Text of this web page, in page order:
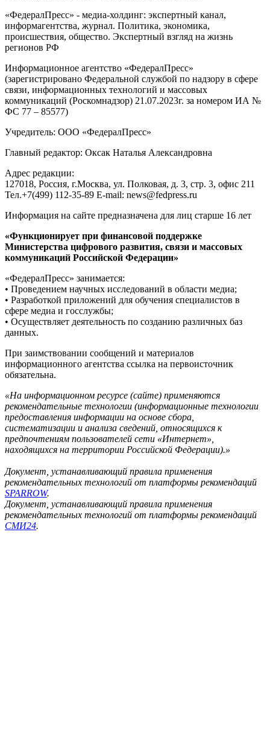
«ФедералПресс» - медиа-холдинг: экспертный канал,
информагентства, журнал. Политика, экономика,
происшествия, общество. Экспертный взгляд на жизнь
регионов РФ
Информационное агентство «ФедералПресс»
(зарегистрировано Федеральной службой по надзору в сфере
связи, информационных технологий и массовых
коммуникаций (Роскомнадзор) 21.07.2023г. за номером ИА №
ФС 77 – 85577)
Учредитель: ООО «ФедералПресс»
Главный редактор: Оксак Наталья Александровна
Адрес редакции:
127018, Россия, г.Москва, ул. Полковая, д. 3, стр. 3, офис 211
Тел.+7(499) 112-35-89 E-mail: news@fedpress.ru
Информация на сайте предназначена для лиц старше 16 лет
«Функционирует при финансовой поддержке
Министерства цифрового развития, связи и массовых
коммуникаций Российской Федерации»
«ФедералПресс» занимается:
• Проведением научных исследований в области медиа;
• Разработкой приложений для обучения специалистов в
сфере медиа и госслужбы;
• Осуществляет деятельность по созданию различных баз
данных.
При заимствовании сообщений и материалов
информационного агентства ссылка на первоисточник
обязательна.
«На информационном ресурсе (сайте) применяются
рекомендательные технологии (информационные технологии
предоставления информации на основе сбора,
систематизации и анализа сведений, относящихся к
предпочтениям пользователей сети «Интернет»,
находящихся на территории Российской Федерации).»
Документ, устанавливающий правила применения
рекомендательных технологий от платформы рекомендаций
SPARROW.
Документ, устанавливающий правила применения
рекомендательных технологий от платформы рекомендаций
СМИ24.